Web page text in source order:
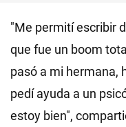
"Me permití escribir
que fue un boom
pasó a mi hermana,
pedí ayuda a un
estoy bien",